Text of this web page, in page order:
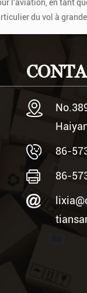
l'aviation, en tant
du vol à
papier
86-
86-